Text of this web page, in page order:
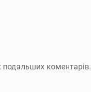
подальших коментарів.